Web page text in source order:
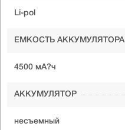
Li-pol
ЕМКОСТЬ АККУМУЛЯТОРА
4500 мА?ч
АККУМУЛЯТОР
несъемный